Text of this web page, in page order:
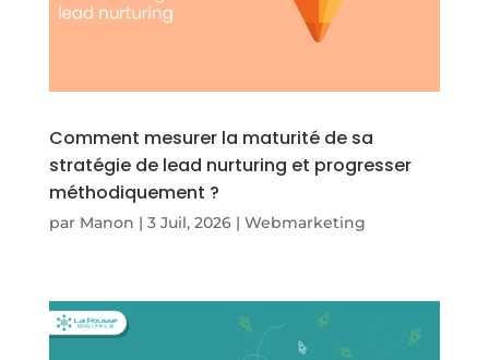
Comment mesurer la maturité de sa
stratégie de lead nurturing et progresser
méthodiquement ?
par Manon | 3 Juil, 2026| Webmarketing